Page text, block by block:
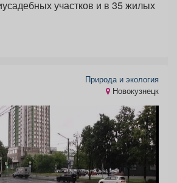
участков и в 35 жилых
Природа и экология
Новокузнецк